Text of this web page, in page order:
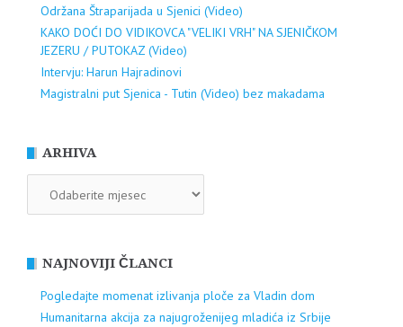
Održana Štraparijada u Sjenici (Video)
KAKO DOĆI DO VIDIKOVCA "VELIKI VRH" NA SJENIČKOM
JEZERU / PUTOKAZ (Video)
Intervju: Harun Hajradinovi
Magistralni put Sjenica - Tutin (Video) bez makadama
ARHIVA
NAJNOVIJI ČLANCI
Pogledajte momenat izlivanja ploče za Vladin dom
Humanitarna akcija za najugroženijeg mladića iz Srbije